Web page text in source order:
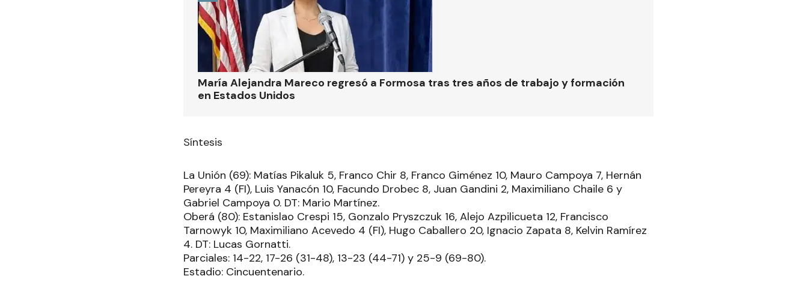
María Alejandra Mareco regresó a Formosa tras tres años de trabajo y formación
en Estados Unidos
Síntesis
La Unión (69): Matías Pikaluk 5, Franco Chir 8, Franco Giménez 10, Mauro Campoya 7, Hernán
Pereyra 4 (FI), Luis Yanacón 10, Facundo Drobec 8, Juan Gandini 2, Maximiliano Chaile 6 y
Gabriel Campoya 0. DT: Mario Martínez.
Oberá (80): Estanislao Crespi 15, Gonzalo Pryszczuk 16, Alejo Azpilicueta 12, Francisco
Tarnowyk 10, Maximiliano Acevedo 4 (FI), Hugo Caballero 20, Ignacio Zapata 8, Kelvin Ramírez
4. DT: Lucas Gornatti.
Parciales: 14-22, 17-26 (31-48), 13-23 (44-71) y 25-9 (69-80).
Estadio: Cincuentenario.